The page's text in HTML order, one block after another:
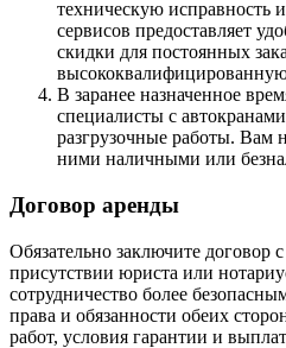
техническую
сервисов предоставляет
скидки для постоянных
В заранее назначенное
специалисты с
разгрузочные работы. Вам
ними наличными или
Договор аренды
Обязательно заключите договор
присутствии юриста или
сотрудничество более
права и обязанности обеих
работ, условия гарантии и